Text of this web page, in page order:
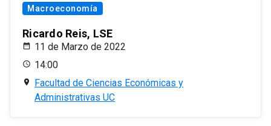
Macroeconomía
Ricardo Reis, LSE
11 de Marzo de 2022
14:00
Facultad de Ciencias Económicas y
Administrativas UC